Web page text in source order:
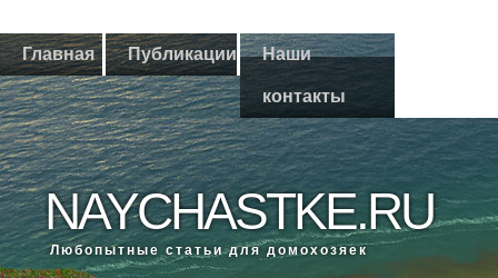
Главная Публикации Наши
контакты
NAYCHASTKE.RU
Любοпытные статьи для домοхозяек